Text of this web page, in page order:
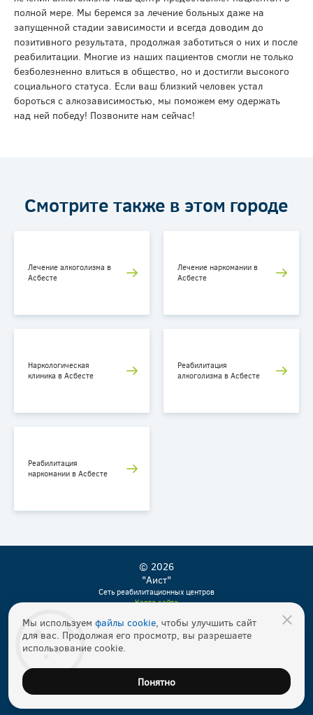
полной мере. Мы беремся за лечение больных даже на
запущенной стадии зависимости и всегда доводим до
позитивного результата, продолжая заботиться о них и после
реабилитации. Многие из наших пациентов смогли не только
безболезненно влиться в общество, но и достигли высокого
социального статуса. Если ваш близкий человек устал
бороться с алкозависимостью, мы поможем ему одержать
над ней победу! Позвоните нам сейчас!
Смотрите также в этом городе
Лечение алкоголизма в
Асбесте
Лечение наркомании в
Асбесте
Наркологическая
клиника в Асбесте
Реабилитация
алкоголизма в Асбесте
Реабилитация
наркомании в Асбесте
© 2026
"Аист"
Сеть реабилитационных центров
Карта сайта
Бесплатно по России
8 800 600-32-45
info@viprehab.org
Прошу перезвонить
Мы используем файлы cookie, чтобы улучшить сайт
для вас. Продолжая его просмотр, вы разрешаете
использование cookie.
Понятно